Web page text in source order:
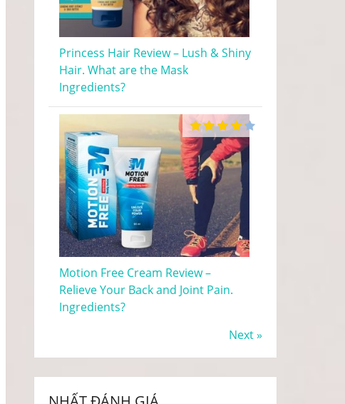
Princess Hair Review – Lush & Shiny
Hair. What are the Mask
Ingredients?
Motion Free Cream Review –
Relieve Your Back and Joint Pain.
Ingredients?
Next »